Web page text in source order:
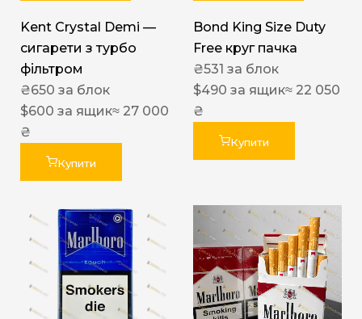
Kent Crystal Demi —
сигарети з турбо
фільтром
₴650 за блок
$600 за ящик≈ 27 000
₴
Купити
Bond King Size Duty
Free круг пачка
₴531 за блок
$490 за ящик≈ 22 050
₴
Купити